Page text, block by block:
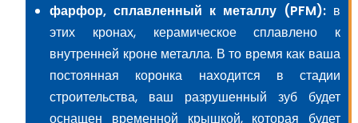
фарфор, сплавленный к металлу (PFM): в
этих кронах, керамическое сплавлено к
внутренней кроне металла. В то время как ваша
постоянная коронка находится в стадии
строительства, ваш разрушенный зуб будет
оснащен временной крышкой, которая будет